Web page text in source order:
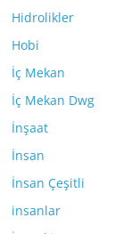
Hidrolikler
Hobi
İç Mekan
İç Mekan Dwg
İnşaat
İnsan
İnsan Çeşitli
insanlar